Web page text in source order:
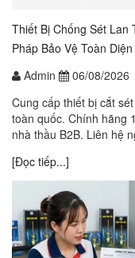
Thiết Bị Chống Sét Lan
Pháp Bảo Vệ Toàn
Admin
06/08/2026
Cung cấp thiết bị cắt
toàn quốc. Chính hãng
nhà thầu B2B. Liên hệ
[Đọc tiếp...]